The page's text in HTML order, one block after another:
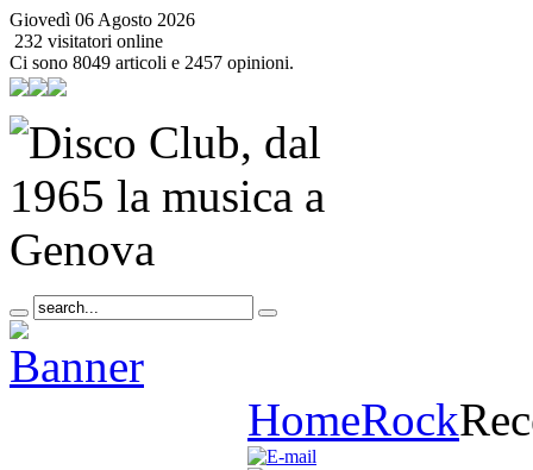
Giovedì 06 Agosto 2026
232 visitatori online
Ci sono 8049 articoli e 2457 opinioni.
HomeRock